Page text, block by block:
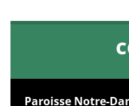
Paroisse Notre-